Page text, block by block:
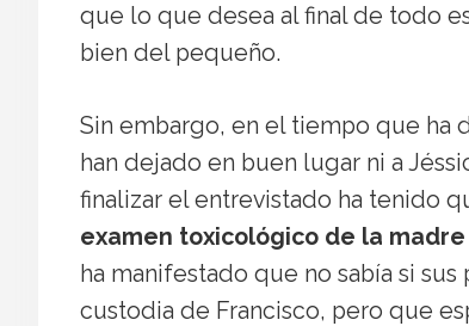
que lo que desea al final de todo
bien del pequeño.
Sin embargo, en el tiempo que ha
han dejado en buen lugar ni a
finalizar el entrevistado ha tenido
examen toxicológico de la
ha manifestado que no sabía si sus
custodia de Francisco, pero que